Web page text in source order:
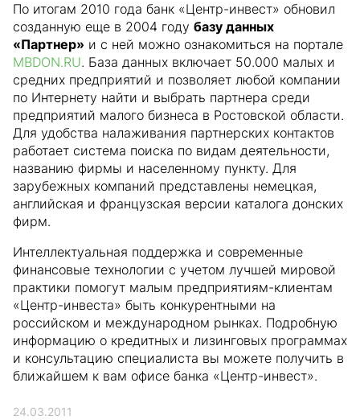
По итогам 2010 года банк «Центр-инвест» обновил
созданную еще в 2004 году базу данных
«Партнер» и с ней можно ознакомиться на портале
MBDON.RU. База данных включает 50.000 малых и
средних предприятий и позволяет любой компании
по Интернету найти и выбрать партнера среди
предприятий малого бизнеса в Ростовской области.
Для удобства налаживания партнерских контактов
работает система поиска по видам деятельности,
названию фирмы и населенному пункту. Для
зарубежных компаний представлены немецкая,
английская и французская версии каталога донских
фирм.
Интеллектуальная поддержка и современные
финансовые технологии с учетом лучшей мировой
практики помогут малым предприятиям-клиентам
«Центр-инвеста» быть конкурентными на
российском и международном рынках. Подробную
информацию о кредитных и лизинговых программах
и консультацию специалиста вы можете получить в
ближайшем к вам офисе банка «Центр-инвест».
24.03.2011